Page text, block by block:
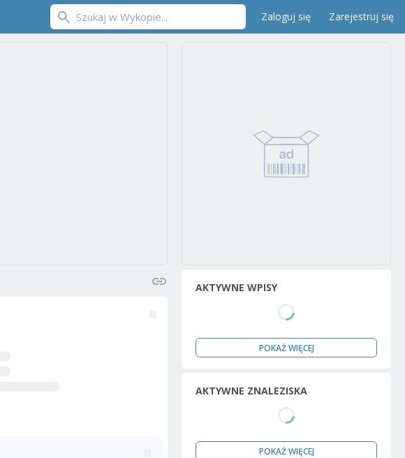
Zaloguj się Zarejestruj się
AKTYWNE WPISY
POKAŻ WIĘCEJ
AKTYWNE ZNALEZISKA
POKAŻ WIĘCEJ